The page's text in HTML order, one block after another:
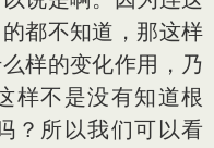
都不知道，那这样
样的变化作用，乃
样不是没有知道根
？所以我们可以看